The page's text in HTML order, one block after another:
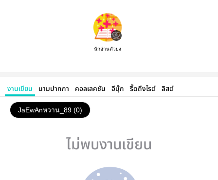
นักอ่านตัวยง
งานเขียน นามปากกา คอลเลคชัน อีบุ๊ก รี้ดถึงไรต์ ลิสต์
JaEwAn​หวาน​_89 (0)
ไม่พบงานเขียน